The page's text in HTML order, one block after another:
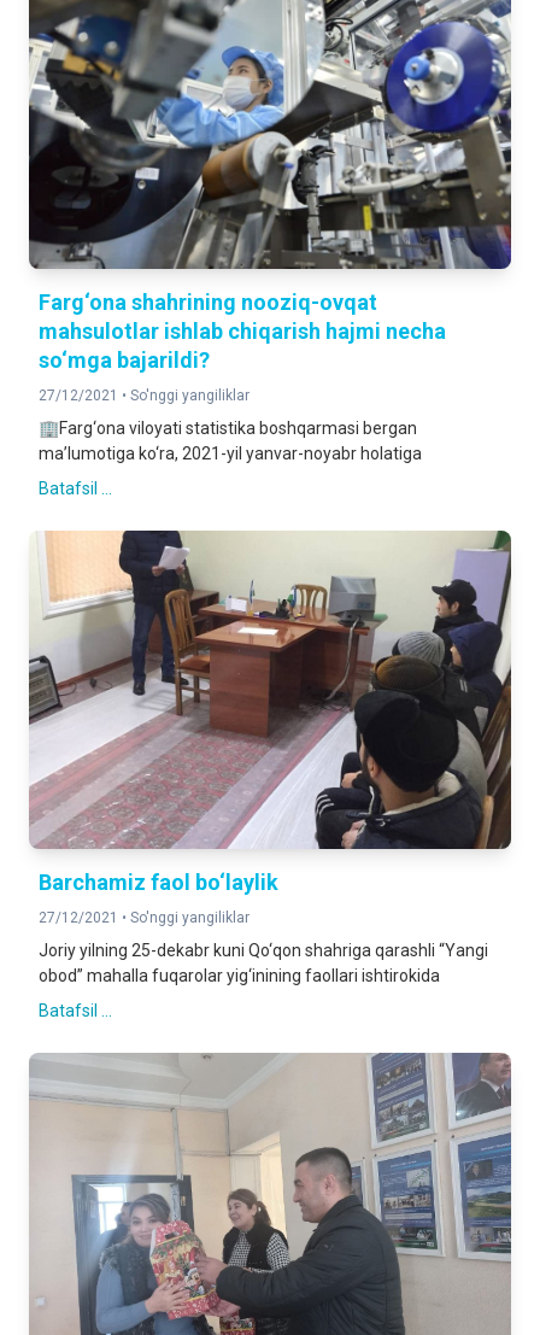
Farg‘ona shahrining nooziq-ovqat
mahsulotlar ishlab chiqarish hajmi necha
so‘mga bajarildi?
27/12/2021 • So'nggi yangiliklar
🏢Farg‘ona viloyati statistika boshqarmasi bergan
ma’lumotiga ko‘ra, 2021-yil yanvar-noyabr holatiga
Batafsil ...
Вarchamiz faol bo‘laylik
27/12/2021 • So'nggi yangiliklar
Joriy yilning 25-dekabr kuni Qo‘qon shahriga qarashli “Yangi
obod” mahalla fuqarolar yig‘inining faollari ishtirokida
Batafsil ...